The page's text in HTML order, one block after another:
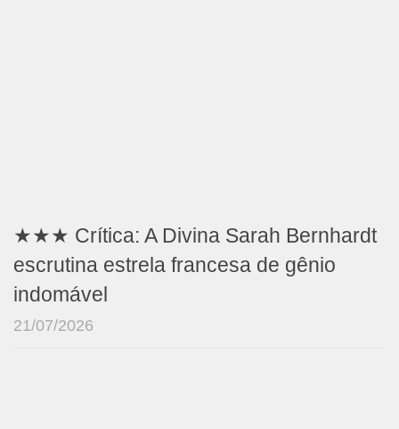
★★★ Crítica: A Divina Sarah Bernhardt
escrutina estrela francesa de gênio
indomável
21/07/2026